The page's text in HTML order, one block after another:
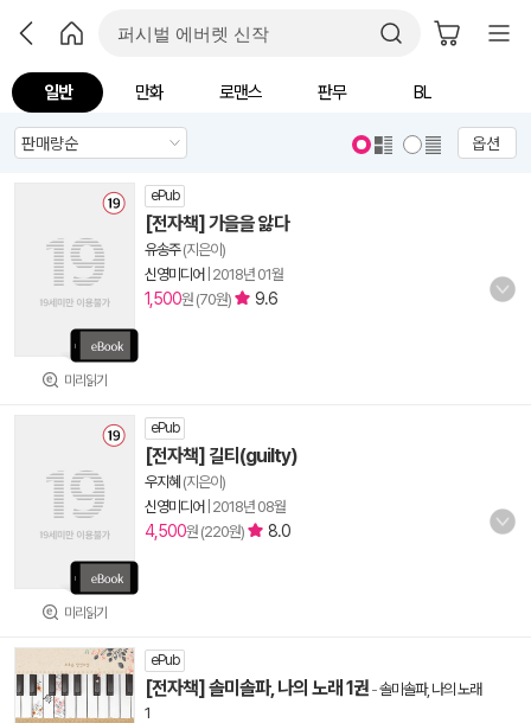
일반 만화 로맨스 판무 BL
옵션
미리읽기
ePub
[전자책] 가을을 앓다
유송주(지은이)
신영미디어 2018년 01월
1,500원 (70원) 9.6
미리읽기
ePub
[전자책] 길티(guilty)
우지혜 (지은이)
신영미디어 2018년 08월
4,500원 (220원) 8.0
ePub
[전자책] 솔미솔파, 나의 노래 1권 -솔미솔파, 나의 노래
1